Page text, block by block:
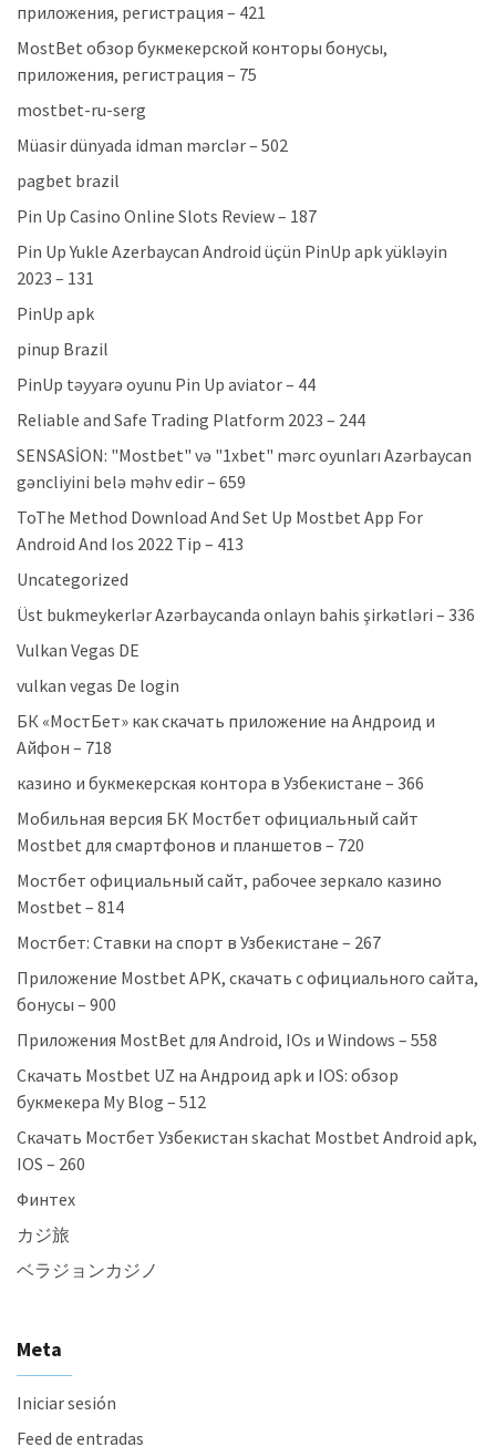
приложения, регистрация – 421
MostBet обзор букмекерской конторы бонусы,
приложения, регистрация – 75
mostbet-ru-serg
Müasir dünyada idman mərclər – 502
pagbet brazil
Pin Up Casino Online Slots Review – 187
Pin Up Yukle Azerbaycan Android üçün PinUp apk yükləyin
2023 – 131
PinUp apk
pinup Brazil
PinUp təyyarə oyunu Pin Up aviator – 44
Reliable and Safe Trading Platform 2023 – 244
SENSASİON: "Mostbet" və "1xbet" mərc oyunları Azərbaycan
gəncliyini belə məhv edir – 659
ToThe Method Download And Set Up Mostbet App For
Android And Ios 2022 Tip – 413
Uncategorized
Üst bukmeykerlər Azərbaycanda onlayn bahis şirkətləri – 336
Vulkan Vegas DE
vulkan vegas De login
БК «МостБет» как скачать приложение на Андроид и
Айфон – 718
казино и букмекерская контора в Узбекистане – 366
Мобильная версия БК Мостбет официальный сайт
Mostbet для смартфонов и планшетов – 720
Мостбет официальный сайт, рабочее зеркало казино
Mostbet – 814
Мостбет: Ставки на спорт в Узбекистане – 267
Приложение Mostbet APK, скачать с официального сайта,
бонусы – 900
Приложения MostBet для Android, IOs и Windows – 558
Скачать Mostbet UZ на Андроид apk и IOS: обзор
букмекера My Blog – 512
Скачать Мостбет Узбекистан skachat Mostbet Android apk,
IOS – 260
Финтех
カジ旅
ベラジョンカジノ
Meta
Iniciar sesión
Feed de entradas